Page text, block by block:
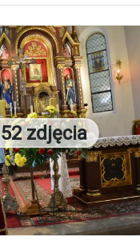
Liczba zdjęć
52 zdjęcia